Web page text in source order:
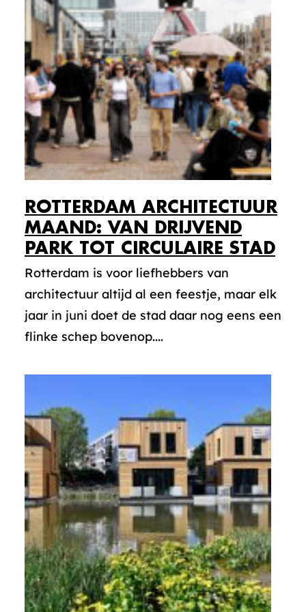
ROTTERDAM ARCHITECTUUR
MAAND: VAN DRIJVEND
PARK TOT CIRCULAIRE STAD
Rotterdam is voor liefhebbers van
architectuur altijd al een feestje, maar elk
jaar in juni doet de stad daar nog eens een
flinke schep bovenop....